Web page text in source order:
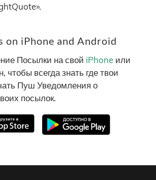
on iPhone and Android
Посылки на свой iPhone или
чтобы всегда знать где твои
Пуш Уведомления о
посылок.